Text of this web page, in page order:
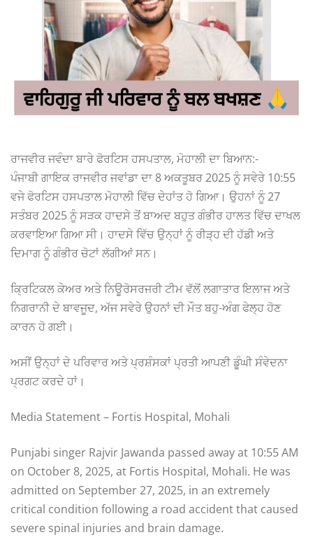
ਰਾਜਵੀਰ ਜਵੰਦਾ ਬਾਰੇ ਫੋਰਟਿਸ ਹਸਪਤਾਲ, ਮੋਹਾਲੀ ਦਾ ਬਿਆਨ:-
ਪੰਜਾਬੀ ਗਾਇਕ ਰਾਜਵੀਰ ਜਵਾਂਡਾ ਦਾ 8 ਅਕਤੂਬਰ 2025 ਨੂੰ ਸਵੇਰੇ 10:55
ਵਜੇ ਫੋਰਟਿਸ ਹਸਪਤਾਲ ਮੋਹਾਲੀ ਵਿੱਚ ਦੇਹਾਂਤ ਹੋ ਗਿਆ। ਉਹਨਾਂ ਨੂੰ 27
ਸਤੰਬਰ 2025 ਨੂੰ ਸੜਕ ਹਾਦਸੇ ਤੋਂ ਬਾਅਦ ਬਹੁਤ ਗੰਭੀਰ ਹਾਲਤ ਵਿੱਚ ਦਾਖਲ
ਕਰਵਾਇਆ ਗਿਆ ਸੀ। ਹਾਦਸੇ ਵਿੱਚ ਉਨ੍ਹਾਂ ਨੂੰ ਰੀੜ੍ਹ ਦੀ ਹੱਡੀ ਅਤੇ
ਦਿਮਾਗ ਨੂੰ ਗੰਭੀਰ ਚੋਟਾਂ ਲੱਗੀਆਂ ਸਨ।
ਕ੍ਰਿਟਿਕਲ ਕੇਅਰ ਅਤੇ ਨਿਊਰੋਸਰਜਰੀ ਟੀਮ ਵੱਲੋਂ ਲਗਾਤਾਰ ਇਲਾਜ ਅਤੇ
ਨਿਗਰਾਨੀ ਦੇ ਬਾਵਜੂਦ, ਅੱਜ ਸਵੇਰੇ ਉਹਨਾਂ ਦੀ ਮੌਤ ਬਹੁ-ਅੰਗ ਫੇਲ੍ਹ ਹੋਣ
ਕਾਰਨ ਹੋ ਗਈ।
ਅਸੀਂ ਉਨ੍ਹਾਂ ਦੇ ਪਰਿਵਾਰ ਅਤੇ ਪ੍ਰਸ਼ੰਸਕਾਂ ਪ੍ਰਤੀ ਆਪਣੀ ਡੂੰਘੀ ਸੰਵੇਦਨਾ
ਪ੍ਰਗਟ ਕਰਦੇ ਹਾਂ।
Media Statement – Fortis Hospital, Mohali
Punjabi singer Rajvir Jawanda passed away at 10:55 AM
on October 8, 2025, at Fortis Hospital, Mohali. He was
admitted on September 27, 2025, in an extremely
critical condition following a road accident that caused
severe spinal injuries and brain damage.